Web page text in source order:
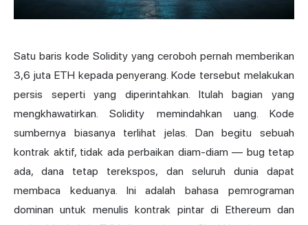
Satu baris kode Solidity yang ceroboh pernah memberikan
3,6 juta ETH kepada penyerang. Kode tersebut melakukan
persis seperti yang diperintahkan. Itulah bagian yang
mengkhawatirkan. Solidity memindahkan uang. Kode
sumbernya biasanya terlihat jelas. Dan begitu sebuah
kontrak aktif, tidak ada perbaikan diam-diam — bug tetap
ada, dana tetap terekspos, dan seluruh dunia dapat
membaca keduanya. Ini adalah bahasa pemrograman
dominan untuk menuliskontrak pintardi Ethereum dan